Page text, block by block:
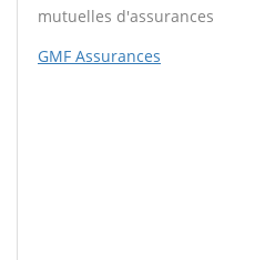
mutuelles d'assurances
GMF Assurances